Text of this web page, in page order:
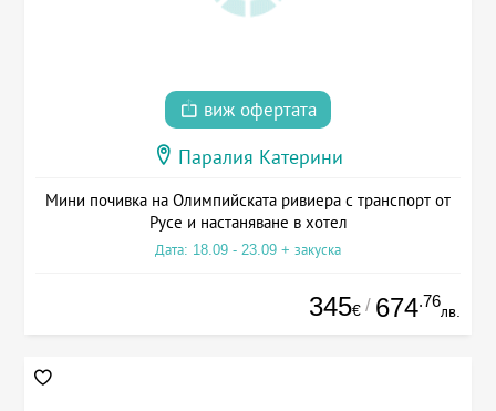
виж офертата
Паралия Катерини
Мини почивка на Олимпийската ривиера с транспорт от
Русе и настаняване в хотел
Дата: 18.09 - 23.09 + закуска
345€ / 674.76
лв.